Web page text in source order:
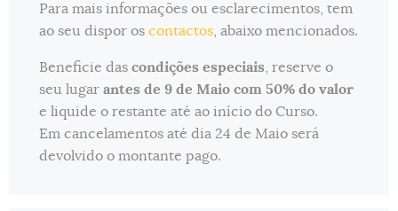
Para mais informações ou esclarecimentos, tem
ao seu dispor oscontactos , abaixo mencionados.
Beneficie dascondições especiais , reserve o
seu lugarantes de 9 de Maio com 50% do valor
e liquide o restante até ao início do Curso.
Em cancelamentos até dia 24 de Maio será
devolvido o montante pago.